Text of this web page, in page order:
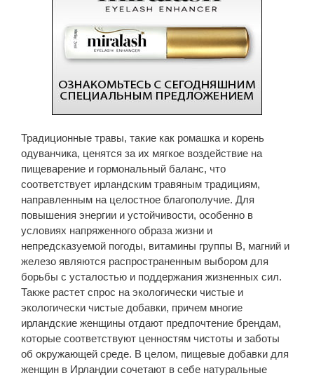
Традиционные травы, такие как ромашка и корень
одуванчика, ценятся за их мягкое воздействие на
пищеварение и гормональный баланс, что
соответствует ирландским травяным традициям,
направленным на целостное благополучие. Для
повышения энергии и устойчивости, особенно в
условиях напряженного образа жизни и
непредсказуемой погоды, витамины группы B, магний и
железо являются распространенным выбором для
борьбы с усталостью и поддержания жизненных сил.
Также растет спрос на экологически чистые и
экологически чистые добавки, причем многие
ирландские женщины отдают предпочтение брендам,
которые соответствуют ценностям чистоты и заботы
об окружающей среде. В целом, пищевые добавки для
женщин в Ирландии сочетают в себе натуральные